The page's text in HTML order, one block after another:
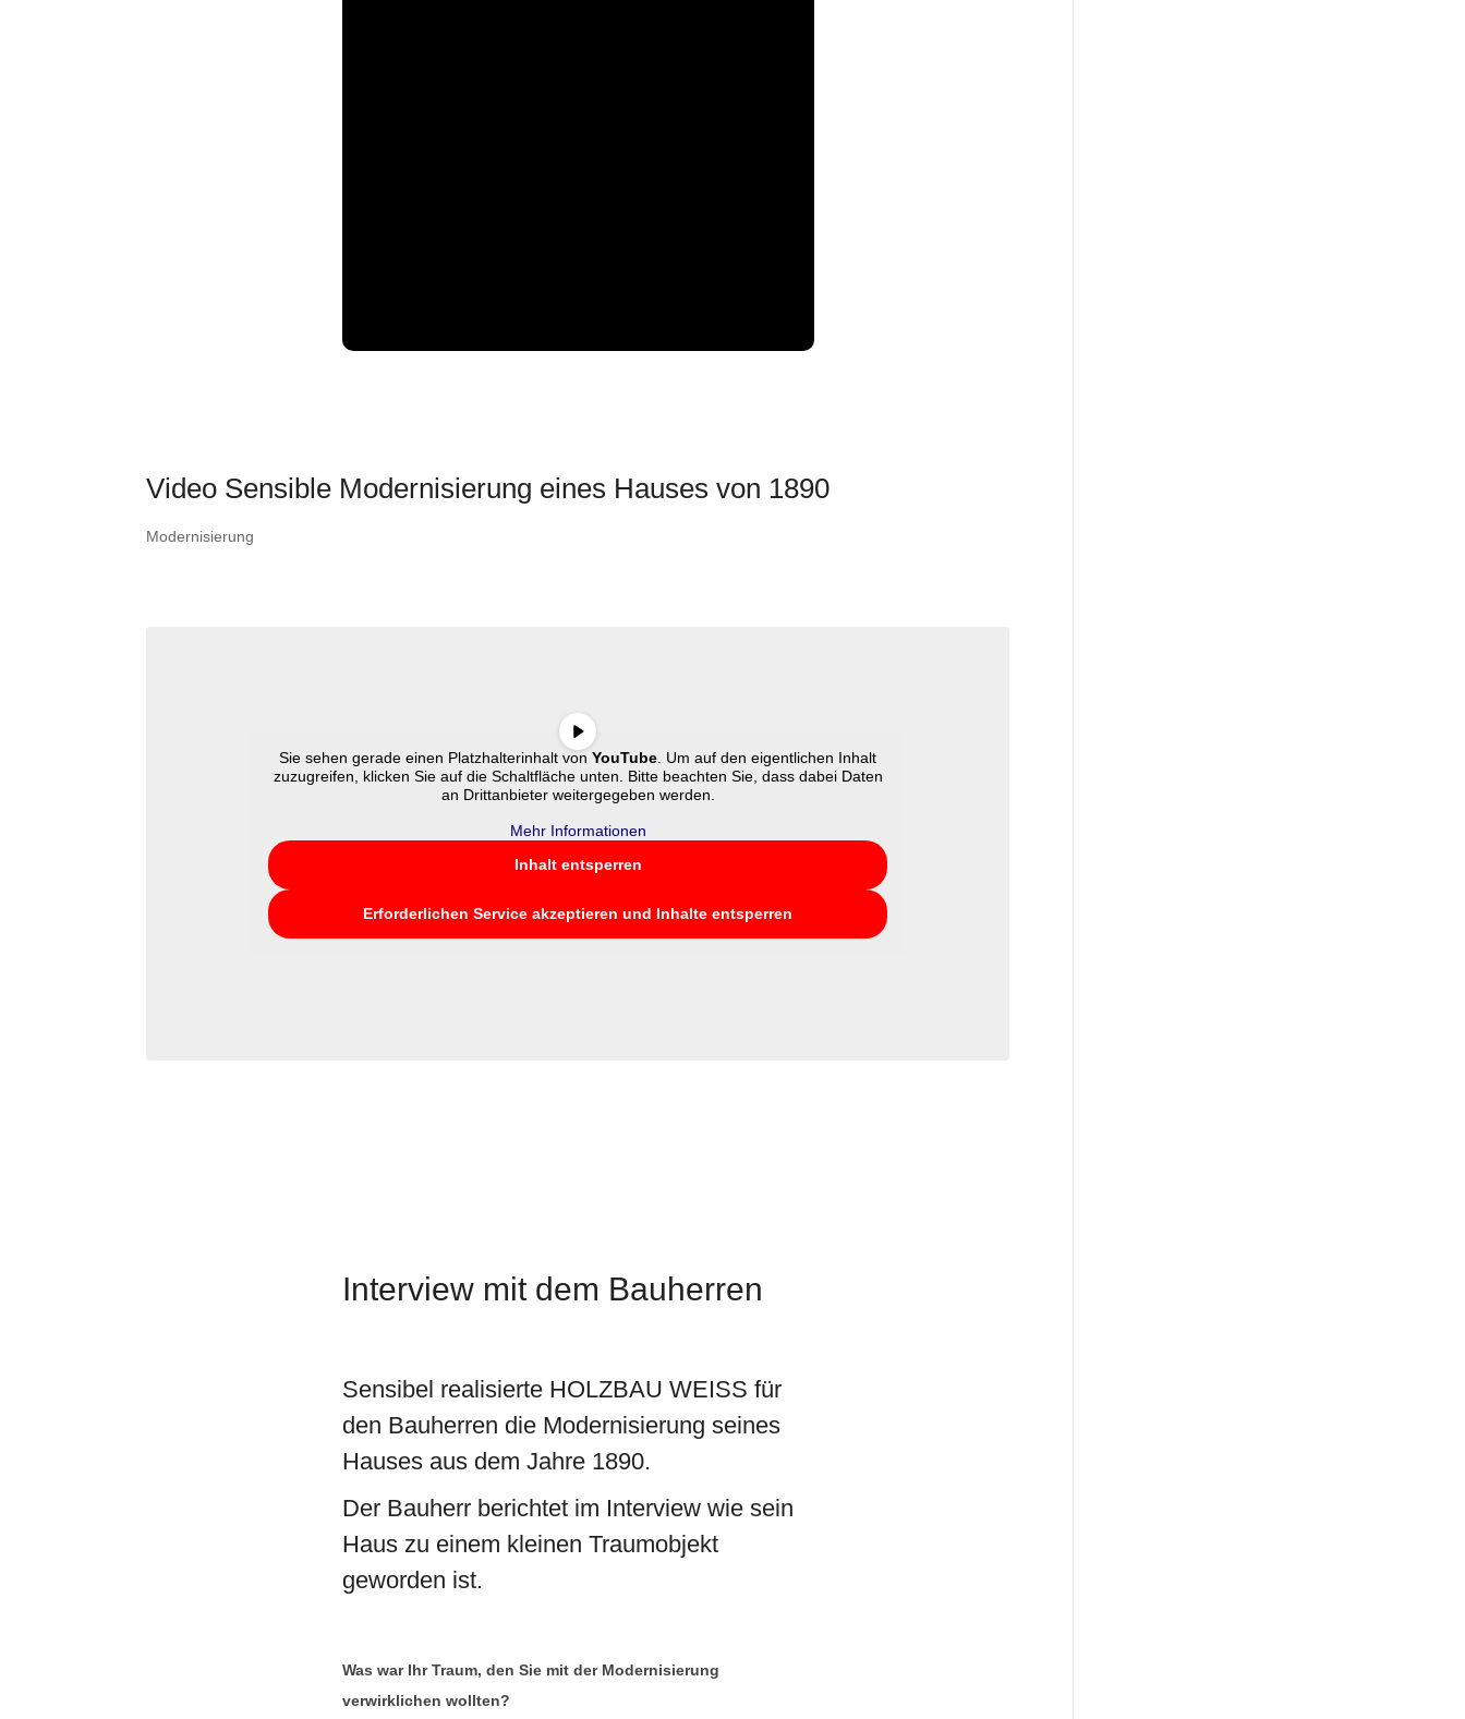
Video Sensible Modernisierung eines Hauses von 1890
Modernisierung
Sie sehen gerade einen Platzhalterinhalt vonYouTube . Um auf den eigentlichen Inhalt
zuzugreifen, klicken Sie auf die Schaltfläche unten. Bitte beachten Sie, dass dabei Daten
an Drittanbieter weitergegeben werden.
Mehr Informationen
Inhalt entsperren
Erforderlichen Service akzeptieren und Inhalte entsperren
Interview mit dem Bauherren
Sensibel realisierte HOLZBAU WEISS für
den Bauherren die Modernisierung seines
Hauses aus dem Jahre 1890.
Der Bauherr berichtet im Interview wie sein
Haus zu einem kleinen Traumobjekt
geworden ist.
Was war Ihr Traum, den Sie mit der Modernisierung
verwirklichen wollten?